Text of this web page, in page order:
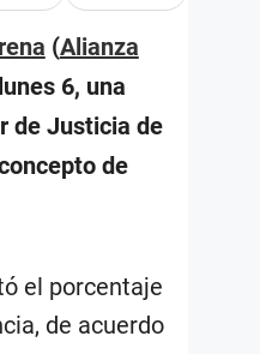
(Alianza
6, una
de Justicia de
de
el porcentaje
de acuerdo